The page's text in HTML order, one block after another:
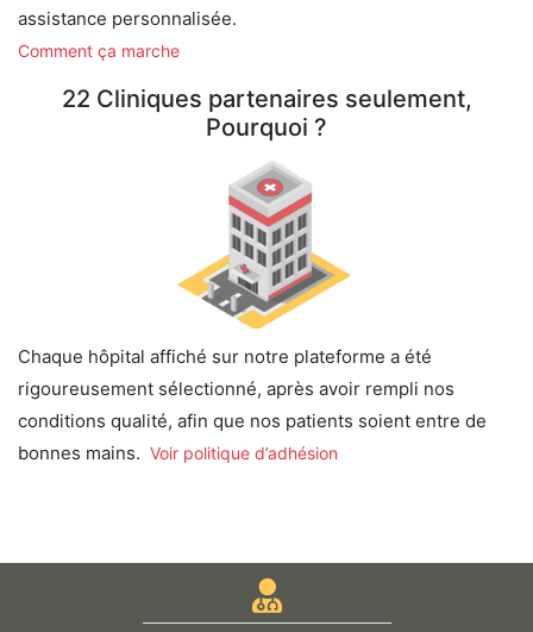
assistance personnalisée.
Comment ça marche
22 Cliniques partenaires seulement,
Pourquoi ?
Chaque hôpital affiché sur notre plateforme a été
rigoureusement sélectionné, après avoir rempli nos
conditions qualité, afin que nos patients soient entre de
bonnes mains. Voir politique d’adhésion